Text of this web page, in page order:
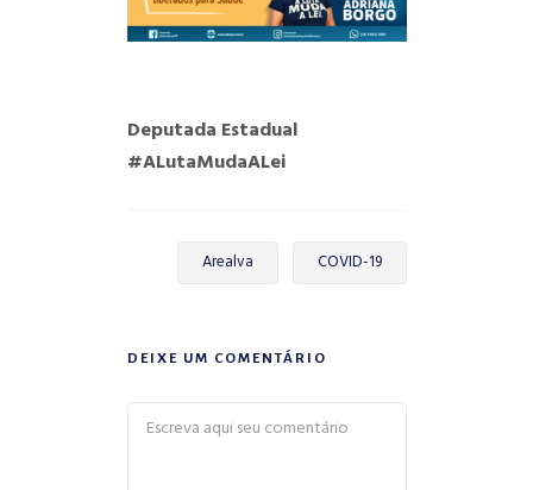
Deputada Estadual
#ALutaMudaALei
Arealva COVID-19
DEIXE UM COMENTÁRIO